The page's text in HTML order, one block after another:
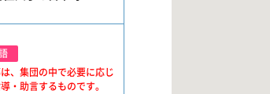
、集団の中で必要に応じ
・助言するものです。